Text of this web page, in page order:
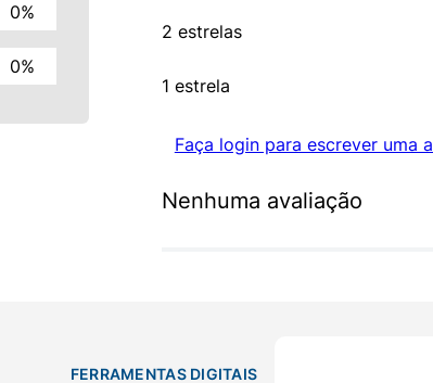
0%
0%
2 estrelas
1 estrela
Faça login para escrever uma
Nenhuma avaliação
FERRAMENTAS DIGITAIS